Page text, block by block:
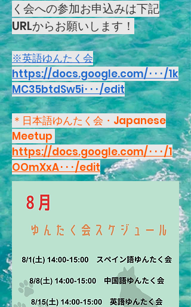
く会への参加お申込みは下記
URLからお願いします！
※英語ゆんたく会
https://docs.google.com/･･･/1k
MC35btdSw5i･･･/edit
＊日本語ゆんたく会・Japanese
Meetup
https://docs.google.com/･･･/1
OOmXxA･･･/edit